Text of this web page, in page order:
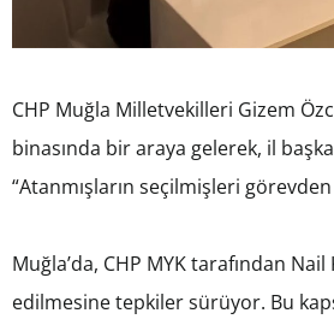
CHP Muğla Milletvekilleri Gizem
binasında bir araya gelerek, il
“Atanmışların seçilmişleri
Muğla’da, CHP MYK tarafından Nail
edilmesine tepkiler sürüyor. Bu